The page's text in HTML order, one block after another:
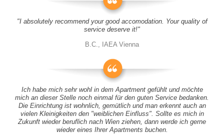
"I absolutely recommend your good accomodation. Your quality of
service deserve it!"
B.C., IAEA Vienna
Ich habe mich sehr wohl in dem Apartment gefühlt und möchte
mich an dieser Stelle noch einmal für den guten Service bedanken.
Die Einrichtung ist wohnlich, gemütlich und man erkennt auch an
vielen Kleinigkeiten den "weiblichen Einfluss". Sollte es mich in
Zukunft wieder beruflich nach Wien ziehen, dann werde ich gerne
wieder eines Ihrer Apartments buchen.